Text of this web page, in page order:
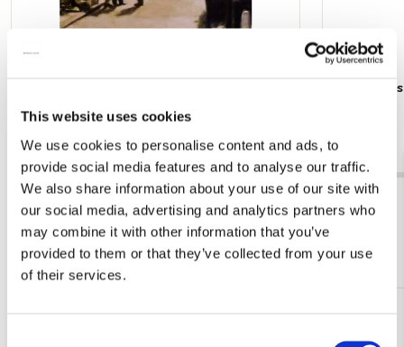
This website uses cookies
We use cookies to personalise content and ads, to
provide social media features and to analyse our traffic.
We also share information about your use of our site with
our social media, advertising and analytics partners who
may combine it with other information that you’ve
provided to them or that they’ve collected from your use
of their services.
€ 9,99
Poster:
Bekijk alles van Cadeau voor hem
Meer van Beethoven-Haus Bonn